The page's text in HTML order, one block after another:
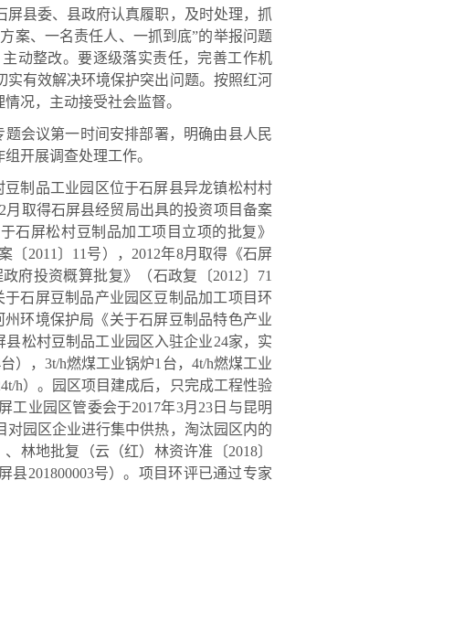
县委、县政府认真履职，及时处理，抓
案、一名责任人、一抓到底”的举报问题
动整改。要逐级落实责任，完善工作机
有效解决环境保护突出问题。按照红河
况，主动接受社会监督。
会议第一时间安排部署，明确由县人民
开展调查处理工作。
制品工业园区位于石屏县异龙镇松村村
月取得石屏县经贸局出具的投资项目备案
石屏松村豆制品加工项目立项的批复》
〔2011〕11号），2012年8月取得《石屏
府投资概算批复》（石政复〔2012〕71
石屏豆制品产业园区豆制品加工项目环
环境保护局《关于石屏豆制品特色产业
松村豆制品工业园区入驻企业24家，实
），3t/h燃煤工业锅炉1台，4t/h燃煤工业
h）。园区项目建成后，只完成工程性验
业园区管委会于2017年3月23日与昆明
园区企业进行集中供热，淘汰园区内的
林地批复（云（红）林资许准〔2018〕
县201800003号）。项目环评已通过专家